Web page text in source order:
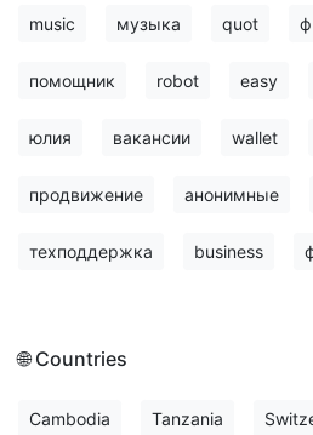
music музыка quot
помощник robot easy
юлия вакансии wallet
продвижение анонимные
техподдержка business
🌐 Countries
Cambodia Tanzania